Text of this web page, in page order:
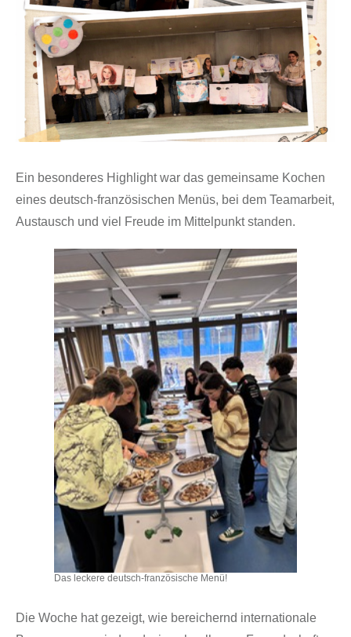
Ein besonderes Highlight war das gemeinsame Kochen
eines deutsch-französischen Menüs, bei dem Teamarbeit,
Austausch und viel Freude im Mittelpunkt standen.
Das leckere deutsch-französische Menü!
Die Woche hat gezeigt, wie bereichernd internationale